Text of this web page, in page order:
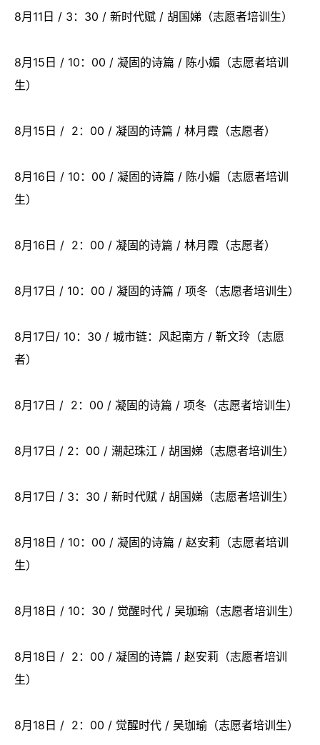
8月11日 / 3：30 / 新时代赋 / 胡国娣（志愿者培训生）
8月15日 / 10：00 / 凝固的诗篇 / 陈小媚（志愿者培训
生）
8月15日 / 2：00 / 凝固的诗篇 / 林月霞（志愿者）
8月16日 / 10：00 / 凝固的诗篇 / 陈小媚（志愿者培训
生）
8月16日 / 2：00 / 凝固的诗篇 / 林月霞（志愿者）
8月17日 / 10：00 / 凝固的诗篇 / 项冬（志愿者培训生）
8月17日/ 10：30 / 城市链：风起南方 / 靳文玲（志愿
者）
8月17日 / 2：00 / 凝固的诗篇 / 项冬（志愿者培训生）
8月17日 / 2：00 / 潮起珠江 / 胡国娣（志愿者培训生）
8月17日 / 3：30 / 新时代赋 / 胡国娣（志愿者培训生）
8月18日 / 10：00 / 凝固的诗篇 / 赵安莉（志愿者培训
生）
8月18日 / 10：30 / 觉醒时代 / 吴珈瑜（志愿者培训生）
8月18日 / 2：00 / 凝固的诗篇 / 赵安莉（志愿者培训
生）
8月18日 / 2：00 / 觉醒时代 / 吴珈瑜（志愿者培训生）